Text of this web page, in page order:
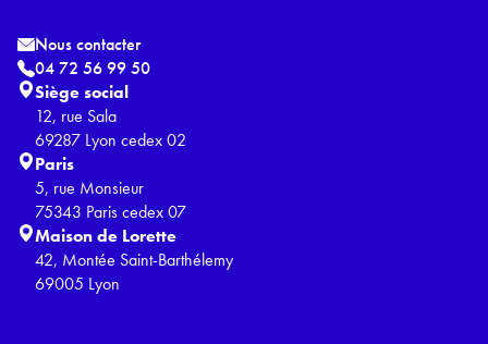
Nous contacter
04 72 56 99 50
Siège social
12, rue Sala
69287 Lyon cedex 02
Paris
5, rue Monsieur
75343 Paris cedex 07
Maison de Lorette
42, Montée Saint-Barthélemy
69005 Lyon